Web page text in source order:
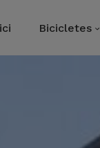
Bicicletes